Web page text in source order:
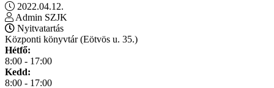
2022.04.12.
Admin SZJK
Nyitvatartás
Központi könyvtár (Eötvös u. 35.)
Hétfő:
8:00 - 17:00
Kedd:
8:00 - 17:00